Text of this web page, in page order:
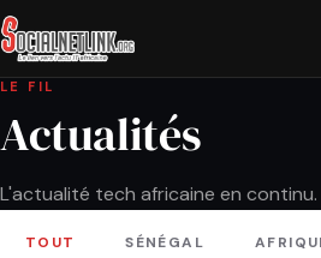
LE FIL
Actualités
L'actualité tech africaine en continu.
TOUT SÉNÉGAL